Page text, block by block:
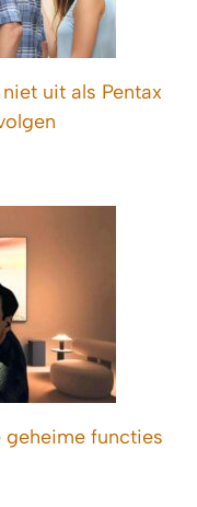
uit als Pentax
geheime functies